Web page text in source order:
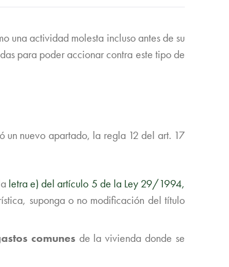
una actividad molesta incluso antes de su
para poder accionar contra este tipo de
un nuevo apartado, la regla 12 del art. 17
letra e) del artículo 5 de la Ley 29/1994,
suponga o no modificación del título
comunesde la vivienda donde se